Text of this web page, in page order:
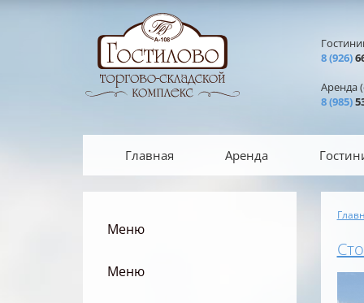
8 (926)
Аренда
8 (985)
Главная Аренда
Меню
Меню